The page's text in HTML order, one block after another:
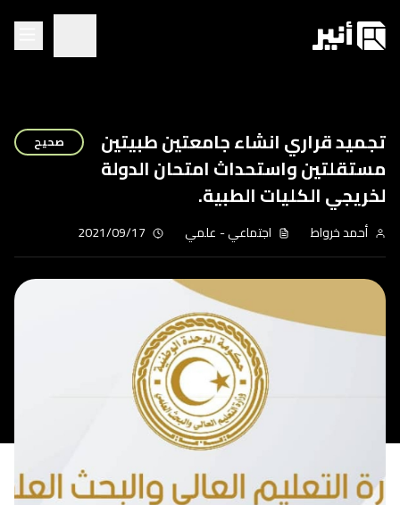
تجميد قراري انشاء جامعتين طبيتين
مستقلتين واستحداث امتحان الدولة
لخريجي الكليات الطبية.
صحيح
أحمد خرواط اجتماعي- علمي 2021/09/17